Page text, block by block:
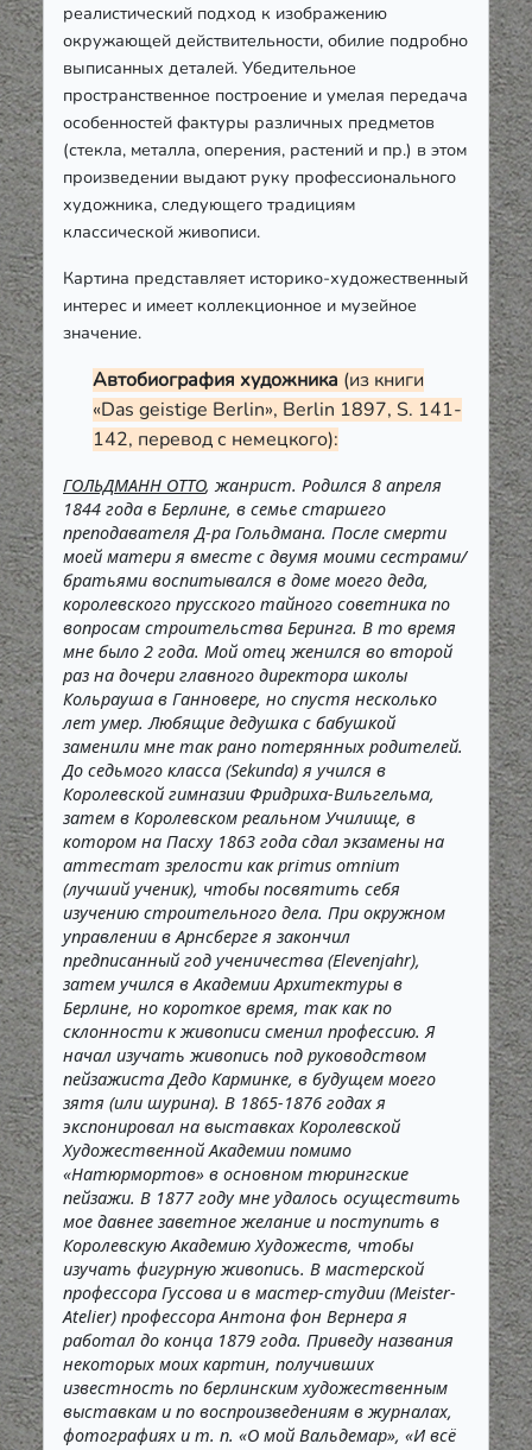
реалистический подход к изображению
окружающей действительности, обилие подробно
выписанных деталей. Убедительное
пространственное построение и умелая передача
особенностей фактуры различных предметов
(стекла, металла, оперения, растений и пр.) в этом
произведении выдают руку профессионального
художника, следующего традициям
классической живописи.
Картина представляет историко-художественный
интерес и имеет коллекционное и музейное
значение.
Автобиография художника (из книги
«Das geistige Berlin», Berlin 1897, S. 141-
142, перевод с немецкого):
ГОЛЬДМАНН ОТТО, жанрист. Родился 8 апреля
1844 года в Берлине, в семье старшего
преподавателя Д-ра Гольдмана. После смерти
моей матери я вместе с двумя моими сестрами/
братьями воспитывался в доме моего деда,
королевского прусского тайного советника по
вопросам строительства Беринга. В то время
мне было 2 года. Мой отец женился во второй
раз на дочери главного директора школы
Кольрауша в Ганновере, но спустя несколько
лет умер. Любящие дедушка с бабушкой
заменили мне так рано потерянных родителей.
До седьмого класса (Sekunda) я учился в
Королевской гимназии Фридриха-Вильгельма,
затем в Королевском реальном Училище, в
котором на Пасху 1863 года сдал экзамены на
аттестат зрелости как primus omnium
(лучший ученик), чтобы посвятить себя
изучению строительного дела. При окружном
управлении в Арнсберге я закончил
предписанный год ученичества (Elevenjahr),
затем учился в Академии Архитектуры в
Берлине, но короткое время, так как по
склонности к живописи сменил профессию. Я
начал изучать живопись под руководством
пейзажиста Дедо Карминке, в будущем моего
зятя (или шурина). В 1865-1876 годах я
экспонировал на выставках Королевской
Художественной Академии помимо
«Натюрмортов» в основном тюрингские
пейзажи. В 1877 году мне удалось осуществить
мое давнее заветное желание и поступить в
Королевскую Академию Художеств, чтобы
изучать фигурную живопись. В мастерской
профессора Гуссова и в мастер-студии (Meister-
Atelier) профессора Антона фон Вернера я
работал до конца 1879 года. Приведу названия
некоторых моих картин, получивших
известность по берлинским художественным
выставкам и по воспроизведениям в журналах,
фотографиях и т. п. «О мой Вальдемар», «И всё